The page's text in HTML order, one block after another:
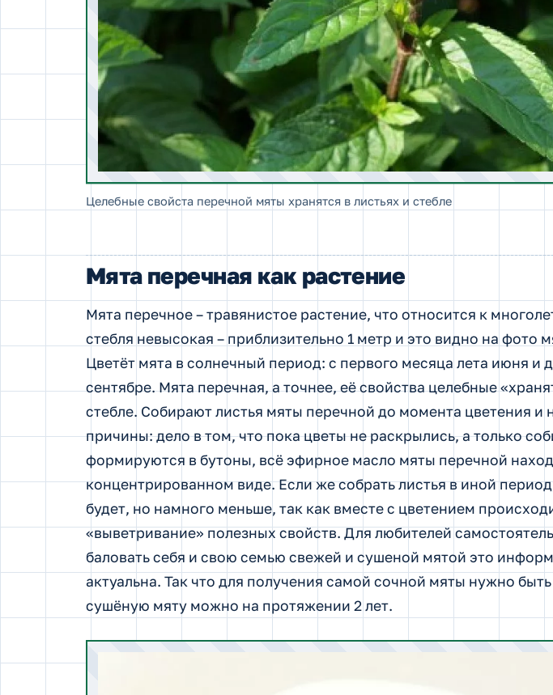
Целебные свойста перечной мяты хранятся в листьях и стебле
Мята перечная как растение
Мята перечное – травянистое растение, что относится к
стебля невысокая – приблизительно 1 метр и это видно на фото
Цветёт мята в солнечный период: с первого месяца лета июня и
сентябре. Мята перечная, а точнее, её свойства целебные
стебле. Собирают листья мяты перечной до момента цветения и
причины: дело в том, что пока цветы не раскрылись, а только
формируются в бутоны, всё эфирное масло мяты перечной
концентрированном виде. Если же собрать листья в иной
будет, но намного меньше, так как вместе с цветением
«выветривание» полезных свойств. Для любителей
баловать себя и свою семью свежей и сушеной мятой это
актуальна. Так что для получения самой сочной мяты нужно
сушёную мяту можно на протяжении 2 лет.